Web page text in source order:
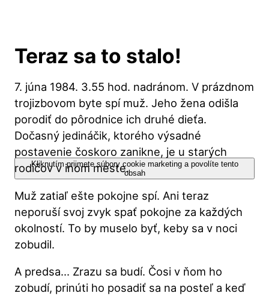
Kliknutím prijmete súbory cookie marketing a povolíte tento
obsah
Teraz sa to stalo!
7. júna 1984. 3.55 hod. nadránom. V prázdnom
trojizbovom byte spí muž. Jeho žena odišla
porodiť do pôrodnice ich druhé dieťa.
Dočasný jedináčik, ktorého výsadné
postavenie čoskoro zanikne, je u starých
rodičov v inom meste.
Muž zatiaľ ešte pokojne spí. Ani teraz
neporuší svoj zvyk spať pokojne za každých
okolností. To by muselo byť, keby sa v noci
zobudil.
A predsa… Zrazu sa budí. Čosi v ňom ho
zobudí, prinúti ho posadiť sa na posteľ a keď